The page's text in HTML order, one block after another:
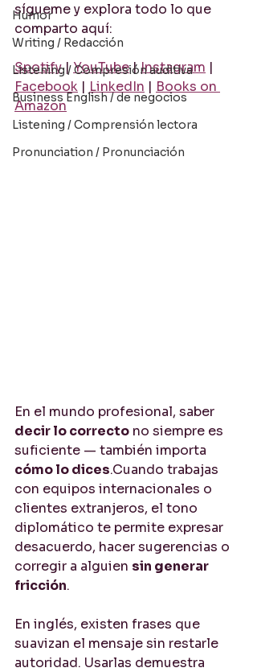
Humor
Writing / Redacción
Listening / Compresión auditiva
Business English / de negocios
Listening / Comprensión lectora
Pronunciation / Pronunciación
sígueme y explora todo lo que
comparto aquí:
Spotify | YouTube | Instagram |
Facebook | LinkedIn | Books on
Amazon
En el mundo profesional, saber
decir lo correcto no siempre es
suficiente — también importa
cómo lo dices.Cuando trabajas
con equipos internacionales o
clientes extranjeros, el tono
diplomático te permite expresar
desacuerdo, hacer sugerencias o
corregir a alguien sin generar
fricción.
En inglés, existen frases que
suavizan el mensaje sin restarle
autoridad. Usarlas demuestra